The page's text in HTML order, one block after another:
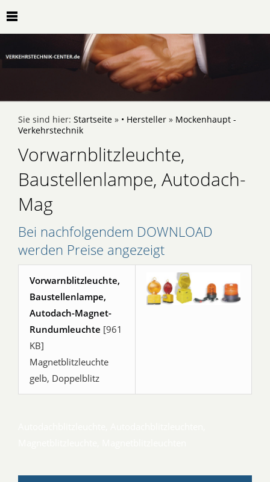
Sie sind hier: Startseite » • Hersteller » Mockenhaupt -
Verkehrstechnik
Vorwarnblitzleuchte,
Baustellenlampe, Autodach-
Mag
Bei nachfolgendem DOWNLOAD
werden Preise angezeigt
Vorwarnblitzleuchte,
Baustellenlampe,
Autodach-Magnet-
Rundumleuchte [961
KB]
Magnetblitzleuchte
gelb, Doppelblitz